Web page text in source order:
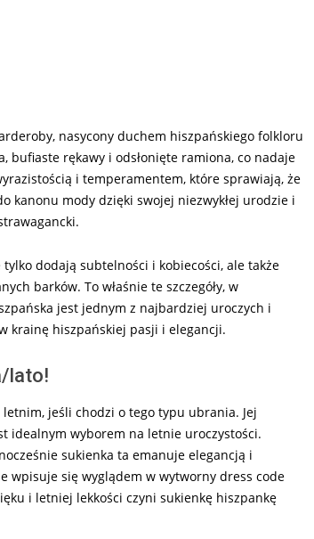
nasycony duchem hiszpańskiego folkloru
bufiaste rękawy i odsłonięte ramiona, co nadaje
i temperamentem, które sprawiają, że
kanonu mody dzięki swojej niezwykłej urodzie i
dodają subtelności i kobiecości, ale także
barków. To właśnie te szczegóły, w
jest jednym z najbardziej uroczych i
krainę hiszpańskiej pasji i elegancji.
lato!
jeśli chodzi o tego typu ubrania. Jej
idealnym wyborem na letnie uroczystości.
sukienka ta emanuje elegancją i
wpisuje się wyglądem w wytworny dress code
i letniej lekkości czyni sukienkę hiszpankę